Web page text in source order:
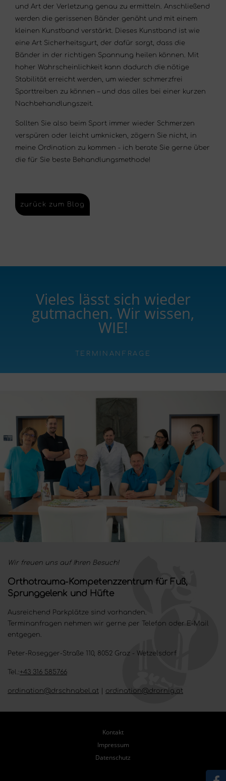
und Art der Verletzung genau zu ermitteln. Anschließend
werden die gerissenen Bänder genäht und mit einem
kleinen Kunstband verstärkt. Dieses Kunstband ist wie
eine Art Sicherheitsgurt, der dafür sorgt, dass die
Bänder in der richtigen Spannung heilen können. Mit
hoher Wahrscheinlichkeit kann dadurch die nötige
Stabilität erreicht werden, um wieder schmerzfrei
Sporttreiben zu können – und das alles bei einer kurzen
Nachbehandlungszeit.
Sollten Sie also beim Sport immer wieder Schmerzen
verspüren oder leicht umknicken, zögern Sie nicht, in
meine Ordination zu kommen - ich berate Sie gerne über
die für Sie beste Behandlungsmethode!
zurück zum Blog
Vieles lässt sich wieder
gutmachen. Wir wissen,
WIE!
TERMINANFRAGE
Wir freuen uns auf Ihren Besuch!
Orthotrauma-Kompetenzzentrum für Fuß,
Sprunggelenk und Hüfte
Ausreichend Parkplätze sind vorhanden.
Terminanfragen nehmen wir gerne per Telefon oder E-Mail
entgegen.
Peter-Rosegger-Straße 110, 8052 Graz - Wetzelsdorf
Tel.:+43 316 585766
ordination@drschnabel.at ordination@drornig.at
Kontakt
Impressum
Datenschutz